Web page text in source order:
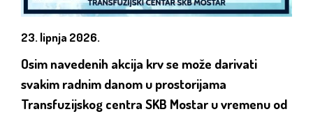
23. lipnja 2026.
Osim navedenih akcija krv se može darivati
svakim radnim danom u prostorijama
Transfuzijskog centra SKB Mostar u vremenu od